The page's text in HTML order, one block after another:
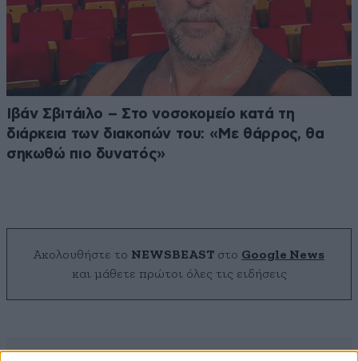
Ιβάν Σβιτάιλο – Στο νοσοκομείο κατά τη
διάρκεια των διακοπών του: «Με θάρρος, θα
σηκωθώ πιο δυνατός»
Ακολουθήστε το NEWSBEAST στο Google News
και μάθετε πρώτοι όλες τις ειδήσεις